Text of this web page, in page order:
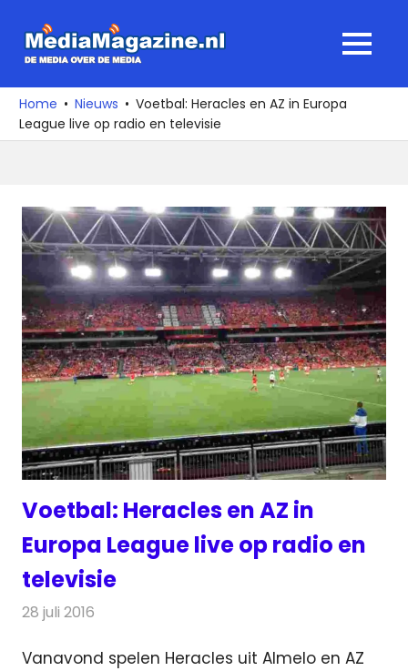
naar
media
over
de
MENU
Home Nieuws
Voetbal: Heracles en AZ in Europa
League live op radio en televisie
Voetbal: Heracles en AZ in
Europa League live op radio en
televisie
28 juli 2016
Vanavond spelen Heracles uit Almelo en AZ